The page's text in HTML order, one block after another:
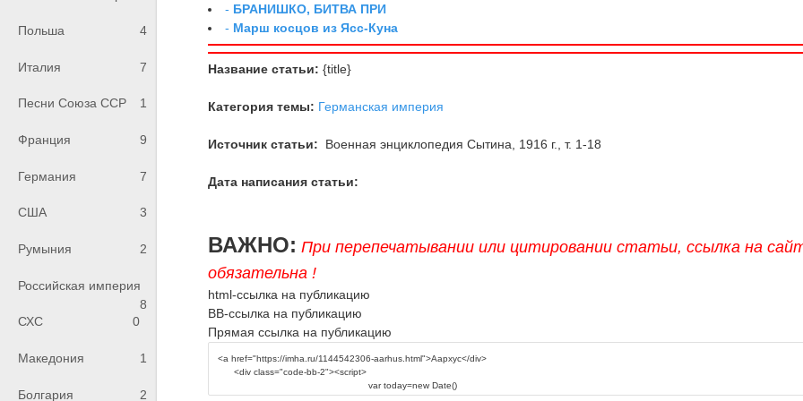
Польша 4
Италия 7
Песни Союза ССР 1
Франция 9
Германия 7
США 3
Румыния 2
Российская империя
8
СХС
0
Македония 1
Болгария 2
- БРАНИШКО, БИТВА ПРИ
- Марш косцов из Ясс-Куна
Название статьи: {title}
Категория темы: Германская империя
Источник статьи: Военная энциклопедия Сытина, 1916 г., т. 1-18
Дата написания статьи:
ВАЖНО: При перепечатывании или цитировании статьи, ссылка на
обязательна !
html-ссылка на публикацию
BB-ссылка на публикацию
Прямая ссылка на публикацию